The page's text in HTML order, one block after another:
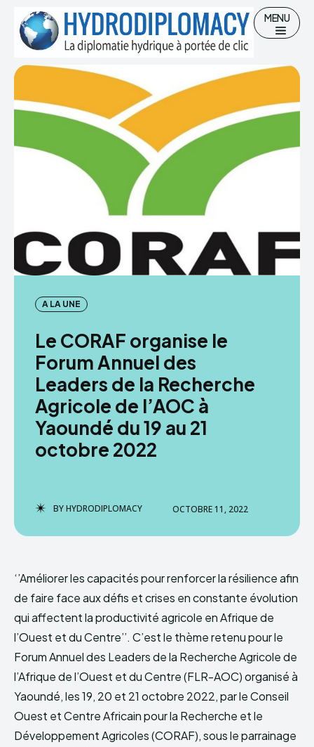
Chercher
Accueil
Hydro-diplomatie
Gestion des Ressources en eau
Eau potable et Assainissement
HYDRODIPLOMACY
MENU
A LA UNE
Le CORAF organise le
Forum Annuel des
Leaders de la Recherche
Agricole de l’AOC à
Yaoundé du 19 au 21
octobre 2022
BYHYDRODIPLOMACY OCTOBRE 11, 2022
‘’Améliorer les capacités pour renforcer la résilience afin
de faire face aux défis et crises en constante évolution
qui affectent la productivité agricole en Afrique de
l’Ouest et du Centre’’. C’est le thème retenu pour le
Forum Annuel des Leaders de la Recherche Agricole de
l’Afrique de l’Ouest et du Centre (FLR-AOC) organisé à
Yaoundé, les 19, 20 et 21 octobre 2022, par le Conseil
Ouest et Centre Africain pour la Recherche et le
Développement Agricoles (CORAF), sous le parrainage